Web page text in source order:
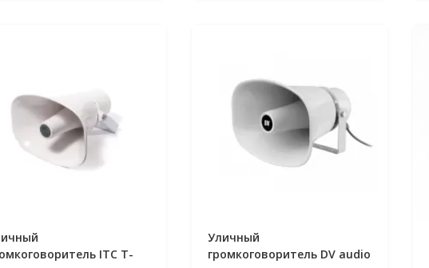
ITC T-
Уличный
громкоговоритель DV audio